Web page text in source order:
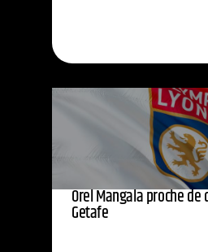
Orel Mangala proche de
Getafe